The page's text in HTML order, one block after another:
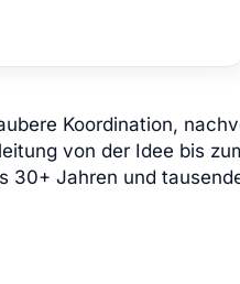
Koordination,
von der Idee bis
30+ Jahren und